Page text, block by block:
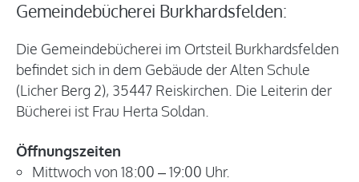
Gemeindebücherei Burkhardsfelden:
Die Gemeindebücherei im Ortsteil Burkhardsfelden
befindet sich in dem Gebäude der Alten Schule
(Licher Berg 2), 35447 Reiskirchen. Die Leiterin der
Bücherei ist Frau Herta Soldan.
Öffnungszeiten
Mittwoch von 18:00 – 19:00 Uhr.